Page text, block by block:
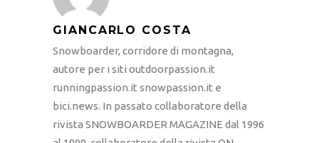
GIANCARLO COSTA
Snowboarder, corridore di montagna,
autore per i siti outdoorpassion.it
runningpassion.it snowpassion.it e
bici.news. In passato collaboratore della
rivista SNOWBOARDER MAGAZINE dal 1996